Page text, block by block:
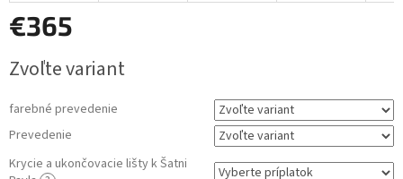
€365
cena:
Zvoľte variant
farebné prevedenie
Prevedenie
Krycie a ukončovacie lišty k Šatni